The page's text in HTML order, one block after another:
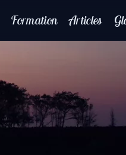
Formation Articles